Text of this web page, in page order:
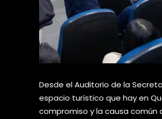
Desde el Auditorio de la
espacio turístico que hay en
compromiso y la causa común